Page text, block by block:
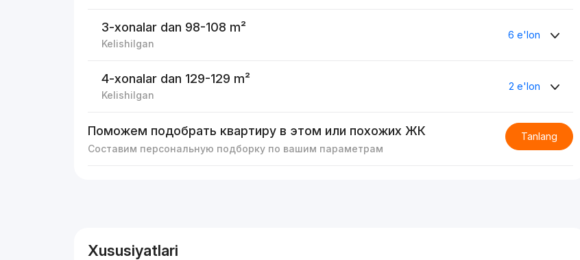
3-xonalar dan 98-108 m²
Kelishilgan
6 e'lon
4-xonalar dan 129-129 m²
Kelishilgan
2 e'lon
Поможем подобрать квартиру в этом или похожих ЖК
Составим персональную подборку по вашим параметрам
Tanlang
Xususiyatlari